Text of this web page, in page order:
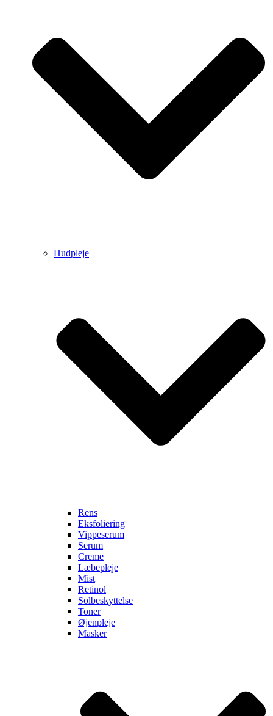
Hudpleje
Rens
Eksfoliering
Vippeserum
Serum
Creme
Læbepleje
Mist
Retinol
Solbeskyttelse
Toner
Øjenpleje
Masker